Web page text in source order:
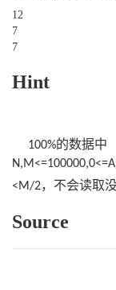
12
7
7
Hint
100%的数据中
<M/2，不会读取
Source